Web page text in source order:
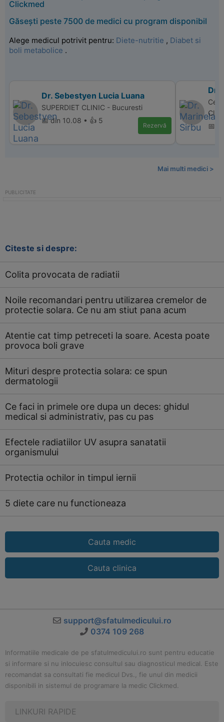
Clickmed
Găsești peste 7500 de medici cu program disponibil
Alege medicul potrivit pentru: Diete-nutritie , Diabet si
boli metabolice .
Dr. Sebestyen Lucia Luana
SUPERDIET CLINIC - Bucuresti
📅 din 10.08 • 👍 5
Rezervă
Dr.
📅
Mai multi medici >
Citeste si despre:
Colita provocata de radiatii
Noile recomandari pentru utilizarea cremelor de
protectie solara. Ce nu am stiut pana acum
Atentie cat timp petreceti la soare. Acesta poate
provoca boli grave
Mituri despre protectia solara: ce spun
dermatologii
Ce faci in primele ore dupa un deces: ghidul
medical si administrativ, pas cu pas
Efectele radiatiilor UV asupra sanatatii
organismului
Protectia ochilor in timpul iernii
5 diete care nu functioneaza
Cauta medic
Cauta clinica
support@sfatulmedicului.ro
0374 109 268
Informatiile medicale de pe sfatulmedicului.ro sunt pentru educatie
si informare si nu inlocuiesc consultul sau diagnosticul medical. Este
recomandat sa consultati fie medicul Dvs., fie unul din medicii
disponibili in sistemul de programare la medic Clickmed.
LINKURI RAPIDE